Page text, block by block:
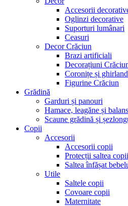
Accesorii
Oglinzi decorative
Suporturi lumânari
Ceasuri
Decor Crăciun
Brazi artificiali
Decorațiuni
Coronițe și
Figurine Crăciun
Grădină
Garduri și panouri
Hamace, leagăne și
Scaune grădină și
Copii
Accesorii
Accesorii copii
Protecții saltea copii
Saltea înfășat
Utile
Saltele copii
Covoare copii
Maternitate